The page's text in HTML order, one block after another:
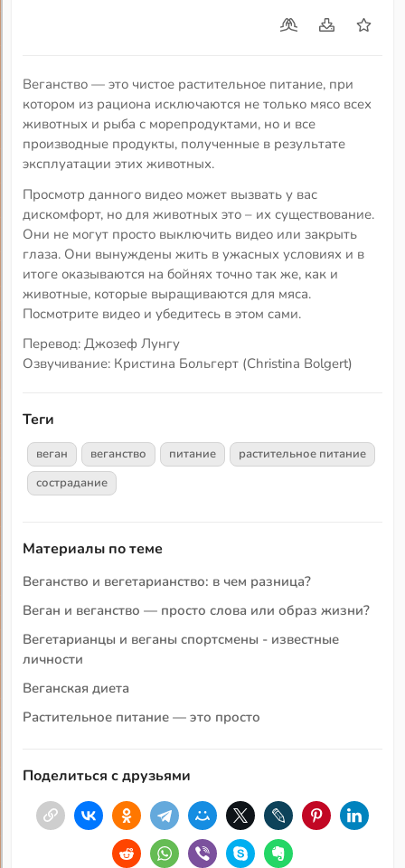
Веганство — это чистое растительное питание, при
котором из рациона исключаются не только мясо всех
животных и рыба с морепродуктами, но и все
производные продукты, полученные в результате
эксплуатации этих животных.
Просмотр данного видео может вызвать у вас
дискомфорт, но для животных это – их существование.
Они не могут просто выключить видео или закрыть
глаза. Они вынуждены жить в ужасных условиях и в
итоге оказываются на бойнях точно так же, как и
животные, которые выращиваются для мяса.
Посмотрите видео и убедитесь в этом сами.
Перевод: Джозеф Лунгу
Озвучивание: Кристина Больгерт (Christina Bolgert)
Теги
веган веганство питание
растительное питание
сострадание
Материалы по теме
Веганство и вегетарианство: в чем разница?
Веган и веганство — просто слова или образ жизни?
Вегетарианцы и веганы спортсмены - известные
личности
Веганская диета
Растительное питание — это просто
Поделиться с друзьями